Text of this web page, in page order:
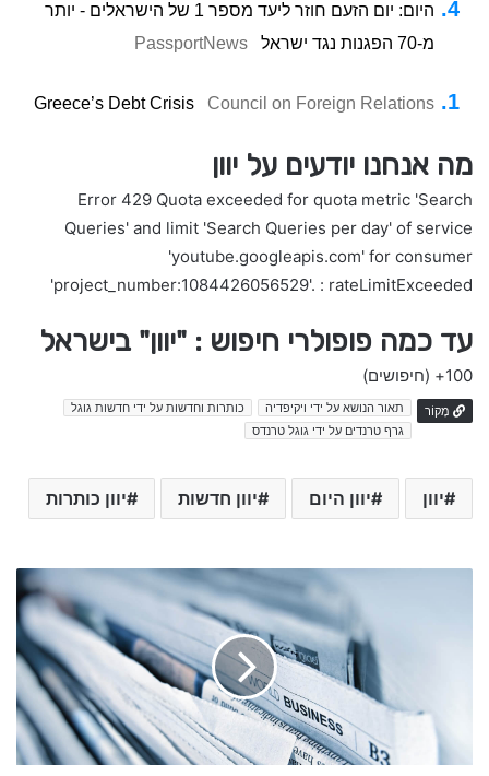
היום: יום הזעם חוזר ליעד מספר 1 של הישראלים - יותר
מ-70 הפגנות נגד ישראל
PassportNews
Greece’s Debt Crisis Council on Foreign Relations
מה אנחנו יודעים על יוון
Error 429 Quota exceeded for quota metric 'Search
Queries' and limit 'Search Queries per day' of service
'youtube.googleapis.com' for consumer
'project_number:1084426056529'. : rateLimitExceeded
עד כמה פופולרי חיפוש : "יוון" בישראל
100+ (חיפושים)
מָקוֹר תאור הנושא על ידי ויקיפדיה
כותרות וחדשות על ידי חדשות גוגל
גרף טרנדים על ידי גוגל טרנדס
יוון יוון היום יוון חדשות יוון כותרות
ע